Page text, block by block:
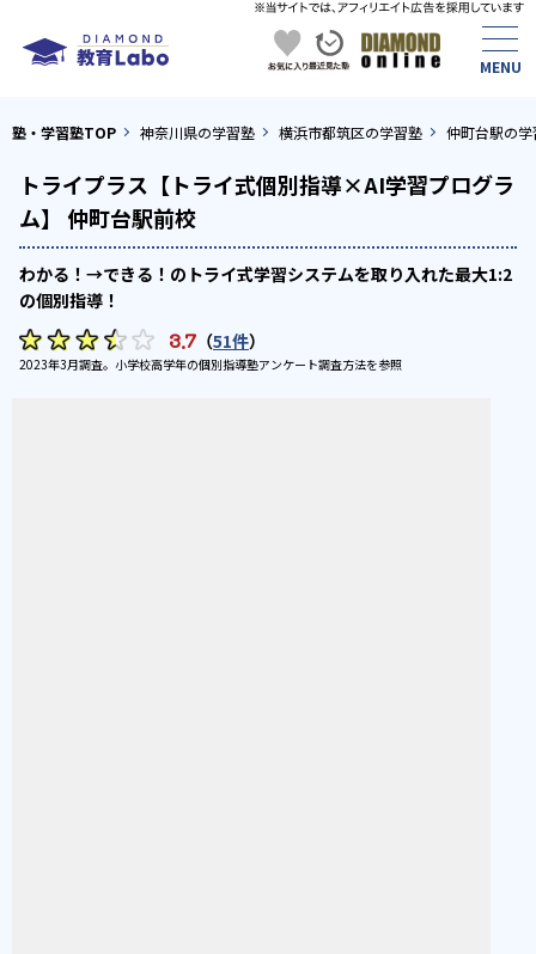
塾・学習塾TOP 神奈川県の学習塾 横浜市都筑区の学習塾 仲町台駅の学
トライプラス【トライ式個別指導×AI学習プログラ
ム】 仲町台駅前校
わかる！→できる！のトライ式学習システムを取り入れた最大1:2
の個別指導！
3.7 （51件）
2023年3月調査。 小学校高学年の個別指導塾アンケート調査方法を参照